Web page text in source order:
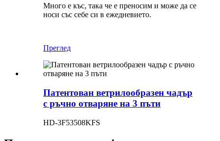
Много е къс, така че е преносим и може да се
носи със себе си в ежедневието.
Преглед
Патентован ветрилообразен чадър
с ръчно отваряне на 3 пъти
HD-3F53508KFS